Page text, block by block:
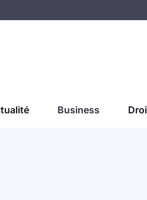
Business